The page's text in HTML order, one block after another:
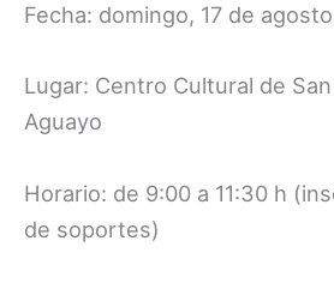
Fecha: domingo, 17 de
Lugar: Centro Cultural de
Aguayo
Horario: de 9:00 a 11:30 h
de soportes)